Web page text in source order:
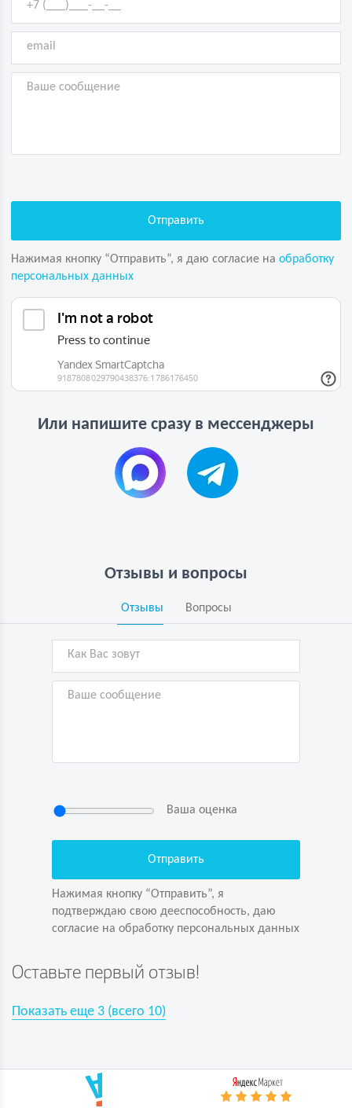
Нажимая кнопку “Отправить”, я даю согласие на обработку
персональных данных
Или напишите сразу в мессенджеры
Отзывы и вопросы
Отзывы Вопросы
Ваша оценка
Нажимая кнопку “Отправить”, я
подтверждаю свою дееспособность, даю
согласие на обработку персональных данных
Оставьте первый отзыв!
Показать еще 3 (всего 10)
Нажимая кнопку “Отправить”, я
согласие на обработку персональных данных
Задайте вопрос первым!
Показать еще3(всего 10)